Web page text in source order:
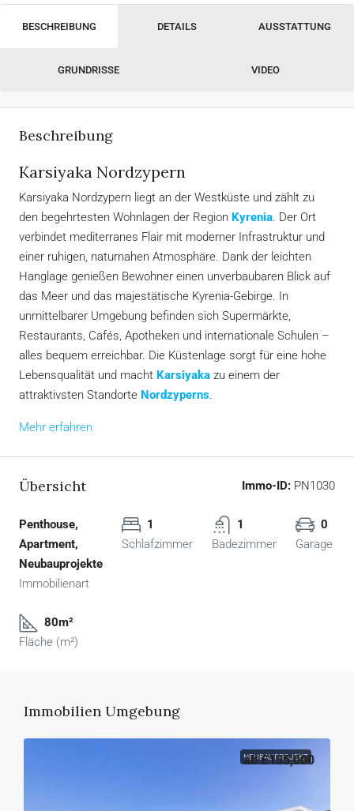
BESCHREIBUNG DETAILS AUSSTATTUNG
GRUNDRISSE VIDEO
Beschreibung
Karsiyaka Nordzypern
Karsiyaka Nordzypern liegt an der Westküste und zählt zu
den begehrtesten Wohnlagen der Region Kyrenia. Der Ort
verbindet mediterranes Flair mit moderner Infrastruktur und
einer ruhigen, naturnahen Atmosphäre. Dank der leichten
Hanglage genießen Bewohner einen unverbaubaren Blick auf
das Meer und das majestätische Kyrenia-Gebirge. In
unmittelbarer Umgebung befinden sich Supermärkte,
Restaurants, Cafés, Apotheken und internationale Schulen –
alles bequem erreichbar. Die Küstenlage sorgt für eine hohe
Lebensqualität und macht Karsiyaka zu einem der
attraktivsten Standorte Nordzyperns.
Mehr erfahren
Übersicht Immo-ID: PN1030
Penthouse,
Apartment,
Neubauprojekte
Immobilienart
1
Schlafzimmer
1
Badezimmer
0
Garage
80m²
Fläche (m²)
Immobilien Umgebung
NEUBAUPROJEKT
ab£135,000